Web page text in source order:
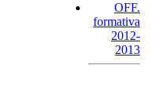
OFF.
formativa
2012-
2013